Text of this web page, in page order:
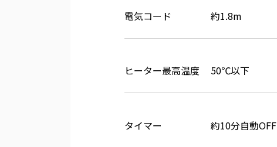
電気コード 約1.8m
ヒーター最高温度 50℃以下
タイマー 約10分自動OFF